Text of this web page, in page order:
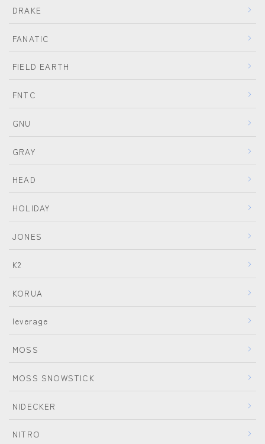
DRAKE
FANATIC
FIELD EARTH
FNTC
GNU
GRAY
HEAD
HOLIDAY
JONES
K2
KORUA
leverage
MOSS
MOSS SNOWSTICK
NIDECKER
NITRO